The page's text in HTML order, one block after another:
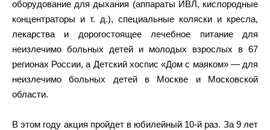
оборудование для дыхания (аппараты ИВЛ, кислородные
концентраторы и т. д.), специальные коляски и кресла,
лекарства и дорогостоящее лечебное питание для
неизлечимо больных детей и молодых взрослых в 67
регионах России, а Детский хоспис «Дом с маяком» — для
неизлечимо больных детей в Москве и Московской
области.
В этом году акция пройдет в юбилейный 10-й раз. За 9 лет